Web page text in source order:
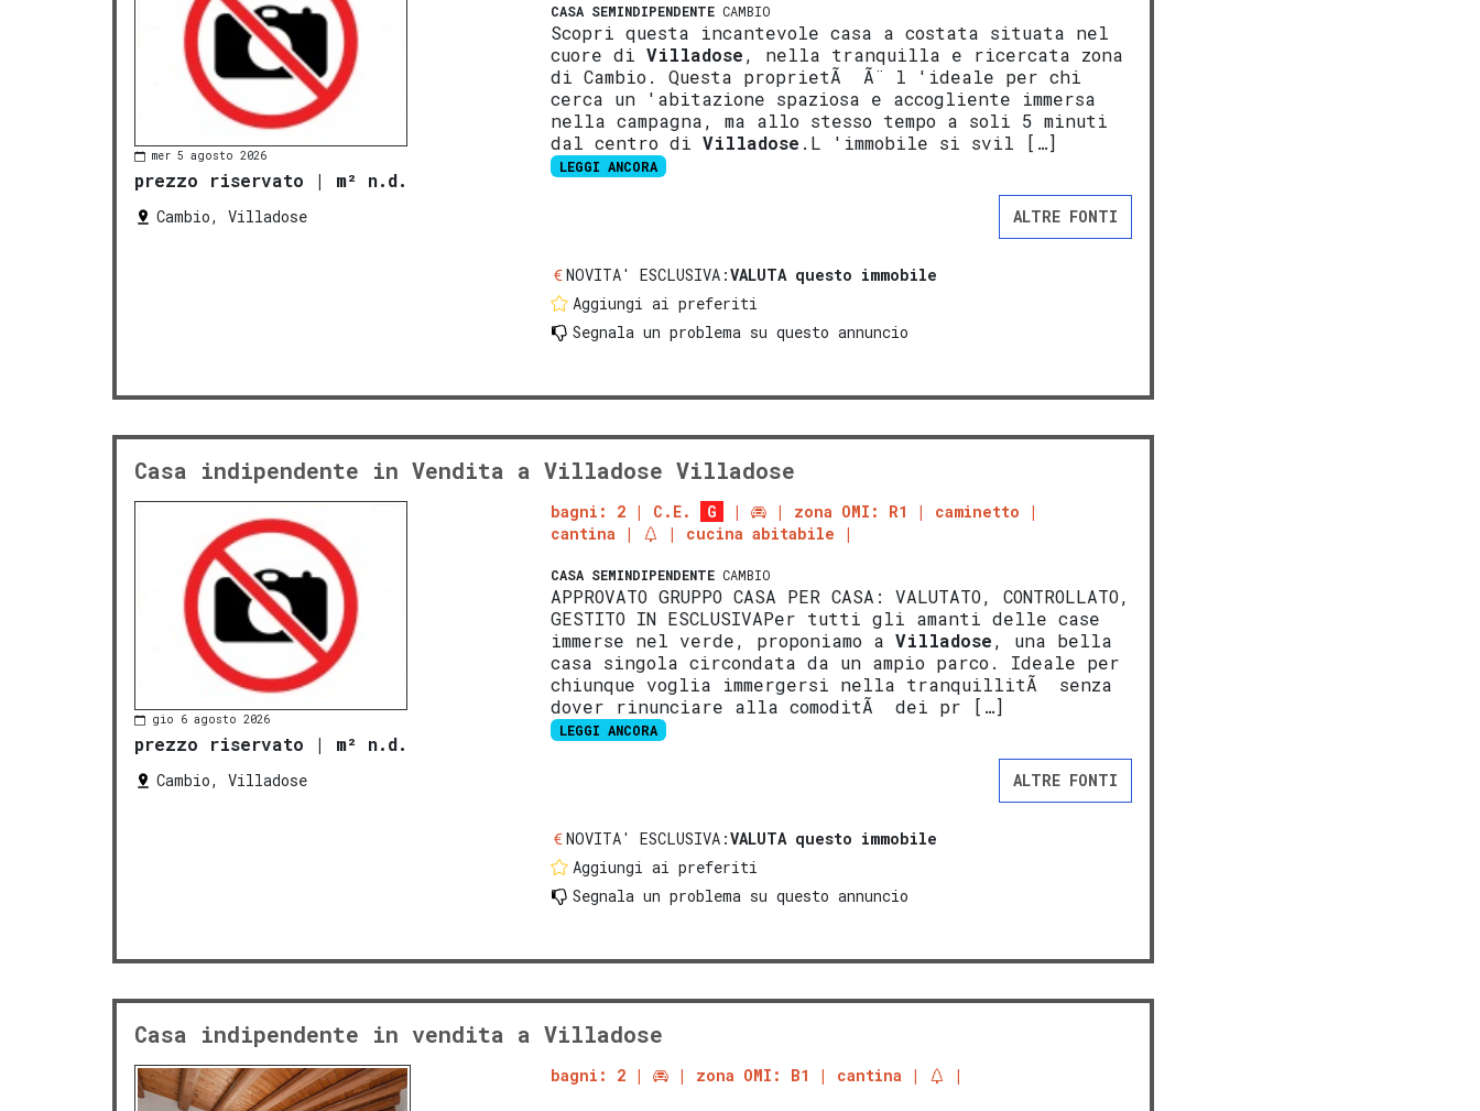
mer 5 agosto 2026
prezzo riservato | m² n.d.
Cambio, Villadose
CASA SEMINDIPENDENTE CAMBIO
Scopri questa incantevole casa a costata situata nel
cuore diVilladose, nella tranquilla e ricercata zona
di Cambio. Questa proprietÃ Ã¨ l 'ideale per chi
cerca un 'abitazione spaziosa e accogliente immersa
nella campagna, ma allo stesso tempo a soli 5 minuti
dal centro diVilladose .L 'immobile si svil […]
LEGGI ANCORA
ALTRE FONTI
NOVITA' ESCLUSIVA:VALUTA questo immobile
Aggiungi ai preferiti
Segnala un problema su questo annuncio
Casa indipendente in Vendita a Villadose Villadose
gio 6 agosto 2026
prezzo riservato | m² n.d.
Cambio, Villadose
bagni: 2 C.E. G zona OMI: R1
caminetto
cantina
cucina abitabile
CASA SEMINDIPENDENTE CAMBIO
APPROVATO GRUPPO CASA PER CASA: VALUTATO, CONTROLLATO,
GESTITO IN ESCLUSIVAPer tutti gli amanti delle case
immerse nel verde, proponiamo aVilladose, una bella
casa singola circondata da un ampio parco. Ideale per
chiunque voglia immergersi nella tranquillitÃ senza
dover rinunciare alla comoditÃ dei pr […]
LEGGI ANCORA
ALTRE FONTI
NOVITA' ESCLUSIVA:VALUTA questo immobile
Aggiungi ai preferiti
Segnala un problema su questo annuncio
Casa indipendente in vendita a Villadose
bagni: 2 zona OMI: B1 cantina